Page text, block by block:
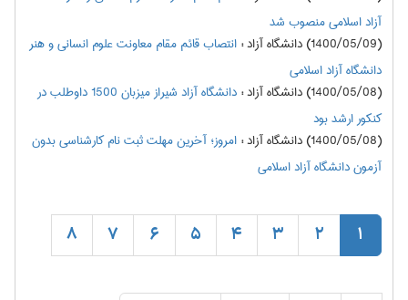
آزاد اسلامی منصوب شد
(1400/05/09) دانشگاه آزاد
:انتصاب قائم مقام معاونت علوم انسانی و هنر
دانشگاه آزاد اسلامی
(1400/05/08) دانشگاه آزاد
:
دانشگاه آزاد شیراز میزبان 1500 داوطلب در
کنکور ارشد بود
(1400/05/08) دانشگاه آزاد
:امروز؛ آخرین مهلت ثبت نام کارشناسی بدون
آزمون دانشگاه آزاد اسلامی
1
2
3
4
5
6
7
8